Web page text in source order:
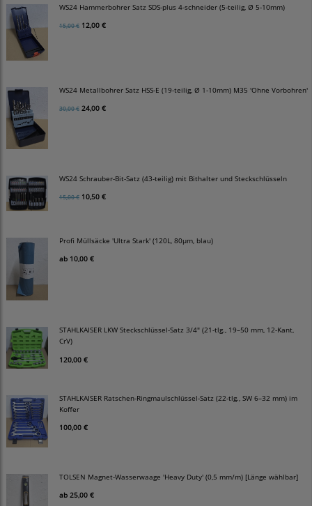
WS24 Hammerbohrer Satz SDS-plus 4-schneider (5-teilig, Ø 5-10mm)
15,00 € 12,00 €
WS24 Metallbohrer Satz HSS-E (19-teilig, Ø 1-10mm) M35 'Ohne Vorbohren'
30,00 € 24,00 €
WS24 Schrauber-Bit-Satz (43-teilig) mit Bithalter und Steckschlüsseln
15,00 € 10,50 €
Profi Müllsäcke 'Ultra Stark' (120L, 80µm, blau)
ab 10,00 €
STAHLKAISER LKW Steckschlüssel-Satz 3/4" (21-tlg., 19–50 mm, 12-Kant,
CrV)
120,00 €
STAHLKAISER Ratschen-Ringmaulschlüssel-Satz (22-tlg., SW 6–32 mm) im
Koffer
100,00 €
TOLSEN Magnet-Wasserwaage 'Heavy Duty' (0,5 mm/m) [Länge wählbar]
ab 25,00 €